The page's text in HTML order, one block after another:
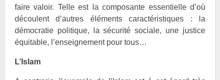
faire valoir. Telle est la composante essentielle d’où
découlent d’autres éléments caractéristiques : la
démocratie politique, la sécurité sociale, une justice
équitable, l’enseignement pour tous…
L’Islam